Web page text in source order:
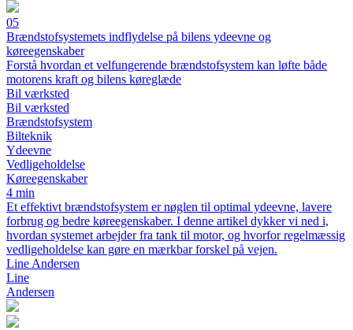
05
Brændstofsystemets indflydelse på bilens ydeevne og
køreegenskaber
Forstå hvordan et velfungerende brændstofsystem kan løfte både
motorens kraft og bilens køreglæde
Bil værksted
Bil værksted
Brændstofsystem
Bilteknik
Ydeevne
Vedligeholdelse
Køreegenskaber
4 min
Et effektivt brændstofsystem er nøglen til optimal ydeevne, lavere
forbrug og bedre køreegenskaber. I denne artikel dykker vi ned i,
hvordan systemet arbejder fra tank til motor, og hvorfor regelmæssig
vedligeholdelse kan gøre en mærkbar forskel på vejen.
Line Andersen
Line
Andersen